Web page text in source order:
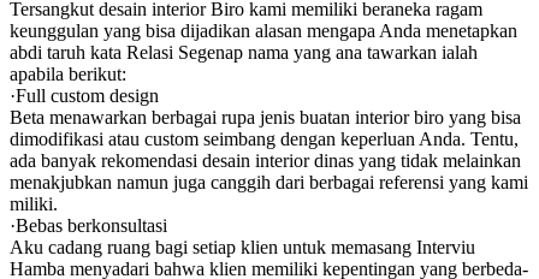
Tersangkut desain interior Biro kami memiliki beraneka ragam
keunggulan yang bisa dijadikan alasan mengapa Anda menetapkan
abdi taruh kata Relasi Segenap nama yang ana tawarkan ialah
apabila berikut:
·Full custom design
Beta menawarkan berbagai rupa jenis buatan interior biro yang bisa
dimodifikasi atau custom seimbang dengan keperluan Anda. Tentu,
ada banyak rekomendasi desain interior dinas yang tidak melainkan
menakjubkan namun juga canggih dari berbagai referensi yang kami
miliki.
·Bebas berkonsultasi
Aku cadang ruang bagi setiap klien untuk memasang Interviu
Hamba menyadari bahwa klien memiliki kepentingan yang berbeda-